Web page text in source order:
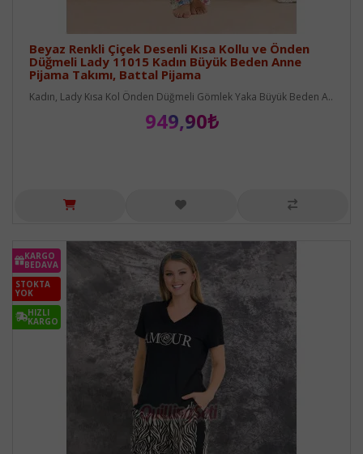
Beyaz Renkli Çiçek Desenli Kısa Kollu ve Önden
Düğmeli Lady 11015 Kadın Büyük Beden Anne
Pijama Takımı, Battal Pijama
Kadın, Lady Kısa Kol Önden Düğmeli Gömlek Yaka Büyük Beden A..
949,90₺
KARGO
BEDAVA
STOKTA
YOK
HIZLI
KARGO